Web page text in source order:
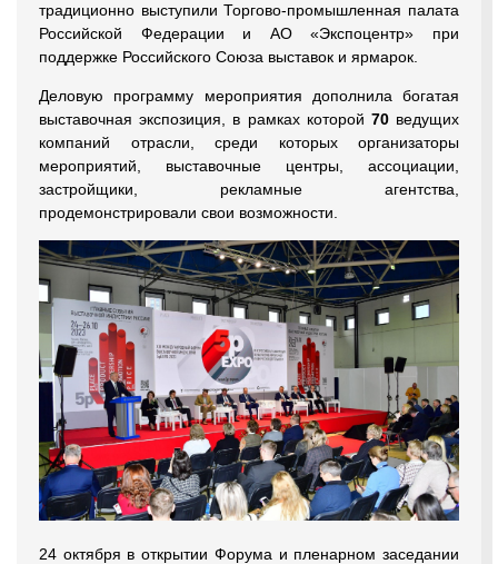
традиционно выступили Торгово-промышленная палата
Российской Федерации и АО «Экспоцентр» при
поддержке Российского Союза выставок и ярмарок.
Деловую программу мероприятия дополнила богатая
выставочная экспозиция, в рамках которой 70 ведущих
компаний отрасли, среди которых организаторы
мероприятий, выставочные центры, ассоциации,
застройщики, рекламные агентства,
продемонстрировали свои возможности.
24 октября в открытии Форума и пленарном заседании